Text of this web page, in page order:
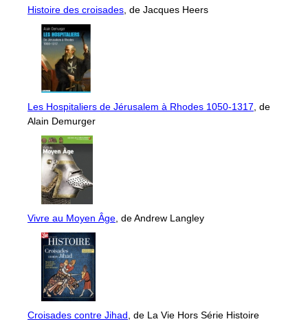
Histoire des croisades , de Jacques Heers
Les Hospitaliers de Jérusalem à Rhodes 1050-1317 , de
Alain Demurger
Vivre au Moyen Âge , de Andrew Langley
Croisades contre Jihad , de La Vie Hors Série Histoire